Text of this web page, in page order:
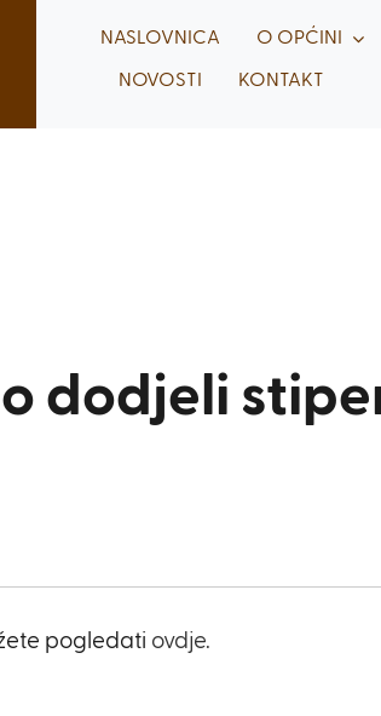
NASLOVNICA O OPĆINI
NOVOSTI KONTAKT
dodjeli
pogledati ovdje.